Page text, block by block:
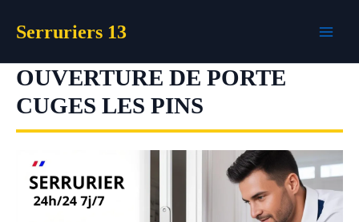
Serruriers 13
OUVERTURE DE PORTE
CUGES LES PINS